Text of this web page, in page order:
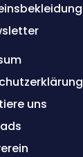
uns
ads